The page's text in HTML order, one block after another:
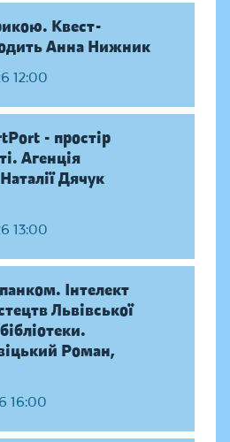
Квест-
Анна Нижник
12:00
- простір
Агенція
Дячук
13:00
Інтелект
Львівської
Роман,
16:00